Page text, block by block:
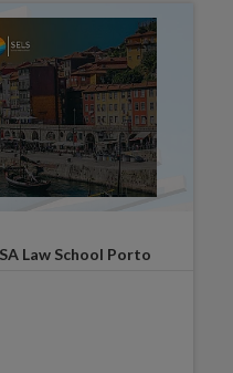
Law School Porto